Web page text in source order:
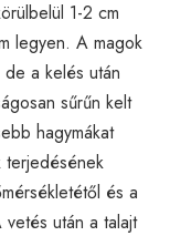
1-2 cm
legyen. A magok
a kelés után
sűrűn kelt
hagymákat
és a
után a talajt